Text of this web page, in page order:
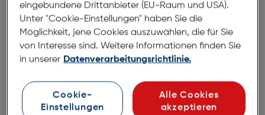
Dieses ultradünne Case bringt die beeindruckenden
Farben des Samsung Galaxy S25 Ultra ideal zur
Geltung.
Befestige eine Vielzahl magnetischer Accessoires.
Kreiere deinen eigenen Stil, indem du die
eingebundene Drittanbieter (EU-Raum und USA).
Unter "Cookie-Einstellungen" haben Sie die
Möglichkeit, jene Cookies auszuwählen, die für Sie
von Interesse sind. Weitere Informationen finden Sie
in unserer Datenverarbeitungsrichtlinie.
Cookie-
Einstellungen
Alle Cookies
akzeptieren